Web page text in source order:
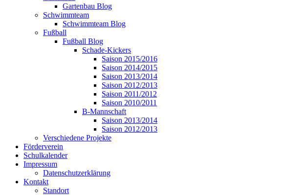
Gartenbau Blog
Schwimmteam
Schwimmteam Blog
Fußball
Fußball Blog
Schade-Kickers
Saison 2015/2016
Saison 2014/2015
Saison 2013/2014
Saison 2012/2013
Saison 2011/2012
Saison 2010/2011
B-Mannschaft
Saison 2013/2014
Saison 2012/2013
Verschiedene Projekte
Förderverein
Schulkalender
Impressum
Datenschutzerklärung
Kontakt
Standort